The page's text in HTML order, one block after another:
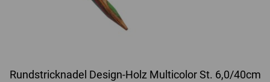
Rundstricknadel Design-Holz Multicolor St. 6,0/40cm